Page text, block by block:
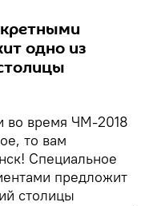
одно из
во время ЧМ-2018
то вам
Специальное
предложит
столицы